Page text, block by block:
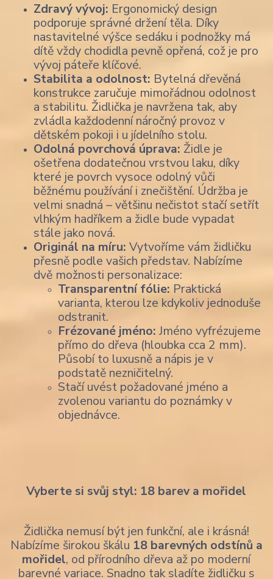
Zdravý vývoj: Ergonomický design
podporuje správné držení těla. Díky
nastavitelné výšce sedáku i podnožky má
dítě vždy chodidla pevně opřená, což je pro
vývoj páteře klíčové.
Stabilita a odolnost: Bytelná dřevěná
konstrukce zaručuje mimořádnou odolnost
a stabilitu. Židlička je navržena tak, aby
zvládla každodenní náročný provoz v
dětském pokoji i u jídelního stolu.
Odolná povrchová úprava: Židle je
ošetřena dodatečnou vrstvou laku, díky
které je povrch vysoce odolný vůči
běžnému používání i znečištění. Údržba je
velmi snadná – většinu nečistot stačí setřít
vlhkým hadříkem a židle bude vypadat
stále jako nová.
Originál na míru: Vytvoříme vám židličku
přesně podle vašich představ. Nabízíme
dvě možnosti personalizace:
Transparentní fólie: Praktická
varianta, kterou lze kdykoliv jednoduše
odstranit.
Frézované jméno:Jméno vyfrézujeme
přímo do dřeva (hloubka cca 2 mm).
Působí to luxusně a nápis je v
podstatě nezničitelný.
Stačí uvést požadované jméno a
zvolenou variantu do poznámky v
objednávce.
Vyberte si svůj styl: 18 barev a mořidel
Židlička nemusí být jen funkční, ale i krásná!
Nabízíme širokou škálu 18 barevných odstínů a
mořidel, od přírodního dřeva až po moderní
barevné variace. Snadno tak sladíte židličku s